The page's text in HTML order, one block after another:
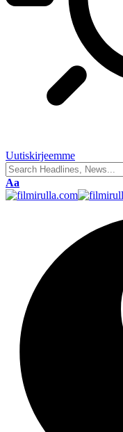
Uutiskirjeemme
Font
Resizer
Aa